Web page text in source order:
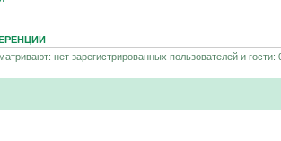
нет зарегистрированных пользователей и гости: